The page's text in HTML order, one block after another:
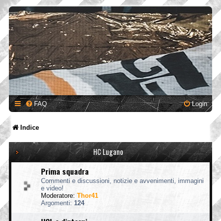
FAQ Login
Indice
HC Lugano
Prima squadra
Commenti e discussioni, notizie e avvenimenti, immagini
e video!
Moderatore: Thor41
Argomenti: 124